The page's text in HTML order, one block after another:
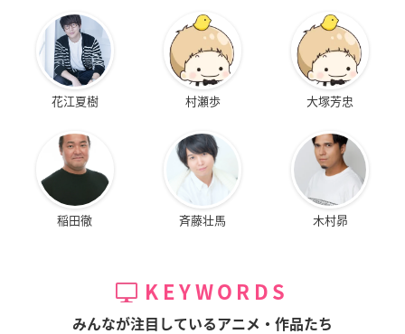
花江夏樹 村瀬歩 大塚芳忠
稲田徹 斉藤壮馬 木村昴
KEYWORDS
みんなが注目しているアニメ・作品たち